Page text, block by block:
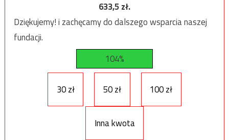
633,5zł.
Dziękujemy! i zachęcamy do dalszego wsparcia naszej
fundacji.
104%
30 zł 50 zł 100 zł
Inna kwota